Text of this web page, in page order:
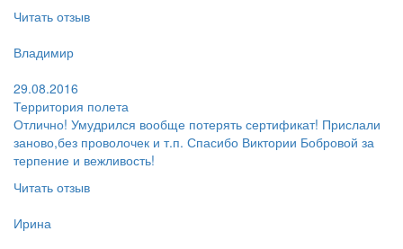
Читать отзыв
Владимир
29.08.2016
Территория полета
Отлично! Умудрился вообще потерять сертификат! Прислали
заново,без проволочек и т.п. Спасибо Виктории Бобровой за
терпение и вежливость!
Читать отзыв
Ирина